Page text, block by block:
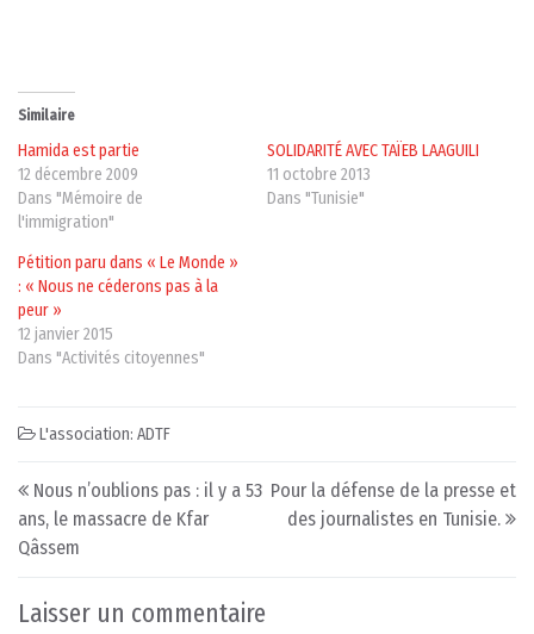
Similaire
Hamida est partie
12 décembre 2009
Dans "Mémoire de
l'immigration"
SOLIDARITÉ AVEC TAÏEB LAAGUILI
11 octobre 2013
Dans "Tunisie"
Pétition paru dans « Le Monde »
: « Nous ne céderons pas à la
peur »
12 janvier 2015
Dans "Activités citoyennes"
L'association: ADTF
Post navigation
Nous n’oublions pas : il y a 53
ans, le massacre de Kfar
Qâssem
Pour la défense de la presse et
des journalistes en Tunisie.
Laisser un commentaire